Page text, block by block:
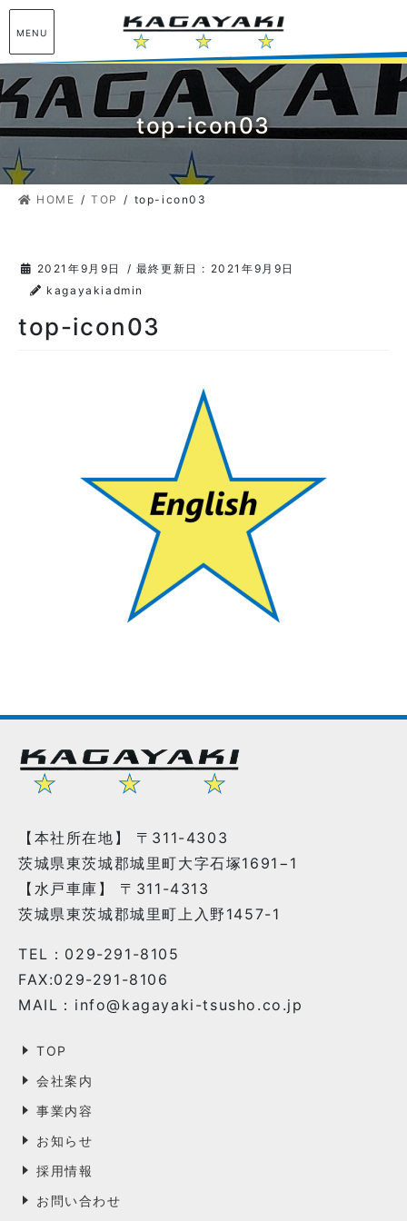
コ
テ
ン
ツ
に
移
動
ナ
ゲ
ー
シ
ョ
ン
に
移
top-icon03
HOME TOP top-icon03
2021年9月9日 / 最終更新日 : 2021年9月9日
kagayakiadmin
top-icon03
【本社所在地】 〒311-4303
茨城県東茨城郡城里町大字石塚1691−1
【水戸車庫】 〒311-4313
茨城県東茨城郡城里町上入野1457-1
TEL：029-291-8105
FAX:029-291-8106
MAIL：info@kagayaki-tsusho.co.jp
TOP
会社案内
事業内容
お知らせ
採用情報
お問い合わせ
MENU